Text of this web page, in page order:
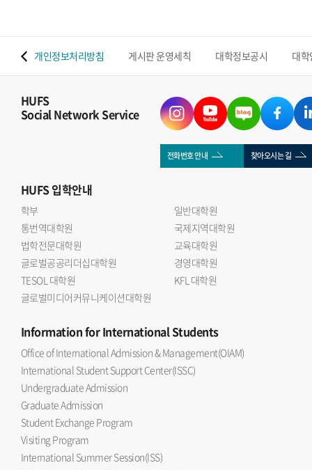
개인정보처리방침 게시판 운영세칙 대학정보공시 대
HUFS
Social Network Service
전화번호 안내 찾아오시는 길
HUFS입학안내
학부
일반대학원
통번역대학원
국제지역대학원
법학전문대학원
교육대학원
글로벌공공리더십대학원
경영대학원
TESOL 대학원
KFL 대학원
글로벌미디어커뮤니케이션대학원
Informationfor International Students
Office of International Admission & Management(OIAM)
International Student Support Center(ISSC)
Undergraduate Admission
Graduate Admission
Student Exchange Program
Visiting Program
International Summer Session(ISS)